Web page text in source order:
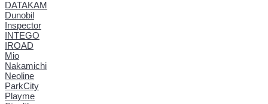
DATAKAM
Dunobil
Inspector
INTEGO
IROAD
Mio
Nakamichi
Neoline
ParkCity
Playme